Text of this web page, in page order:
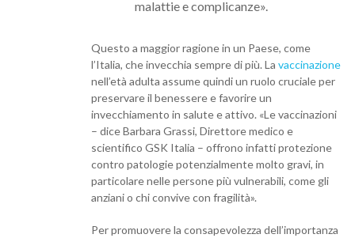
malattie e complicanze».
Questo a maggior ragione in un Paese, come
l’Italia, che invecchia sempre di più. La vaccinazione
nell’età adulta assume quindi un ruolo cruciale per
preservare il benessere e favorire un
invecchiamento in salute e attivo. «Le vaccinazioni
– dice Barbara Grassi, Direttore medico e
scientifico GSK Italia – offrono infatti protezione
contro patologie potenzialmente molto gravi, in
particolare nelle persone più vulnerabili, come gli
anziani o chi convive con fragilità».
Per promuovere la consapevolezza dell’importanza